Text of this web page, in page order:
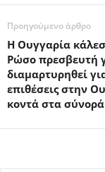
Προηγούμενο άρθρο
Η Ουγγαρία
Ρώσο πρεσβευτή
διαμαρτυρηθεί
επιθέσεις στην
κοντά στα